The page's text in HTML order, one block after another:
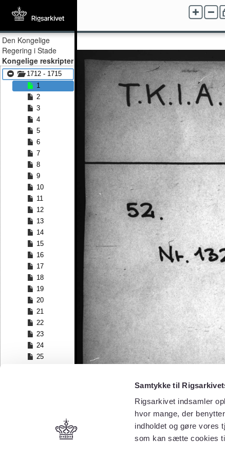
Samtykke til
Rigsarkivet indsamler
hvor mange, der
indholdet og gøre vores
som kan sætte cookies
Den Kongelige
Regering i Stade
Kongelige reskripter
1712 - 1715
1
2
3
4
5
6
7
8
9
10
11
12
13
14
15
16
17
18
19
20
21
22
23
24
25